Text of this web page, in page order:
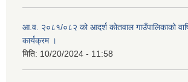
आ.व. २०८१/०८२ को आदर्श कोतवाल गाउँपालिकाको
कार्यक्रम ।
मिति: 10/20/2024 - 11:58